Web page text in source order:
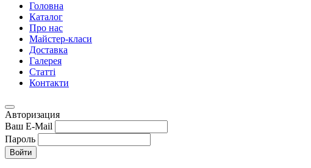
Головна
Каталог
Про нас
Майстер-класи
Доставка
Галерея
Статтi
Контакти
Авторизация
Ваш E-Mail
Пароль
Войти